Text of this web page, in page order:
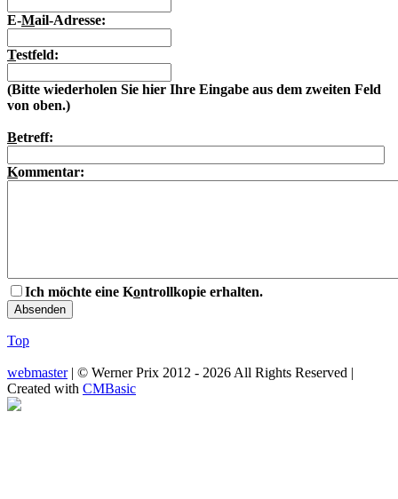
E-Mail-Adresse:
Testfeld:
(Bitte wiederholen Sie hier Ihre Eingabe aus dem zweiten Feld
von oben.)
Betreff:
Kommentar:
Ich möchte eine Kontrollkopie erhalten.
Top
webmaster| © Werner Prix 2012 - 2026 All Rights Reserved |
Created with CMBasic